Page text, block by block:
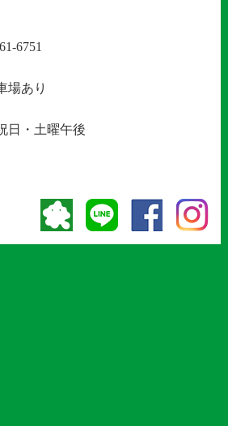
6751
場あり
日・土曜午後